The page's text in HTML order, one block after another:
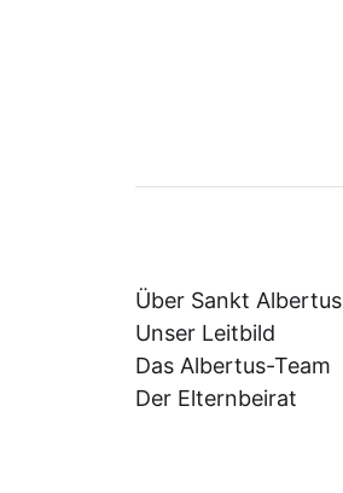
Über Sankt Albertus
Unser Leitbild
Das Albertus-Team
Der Elternbeirat